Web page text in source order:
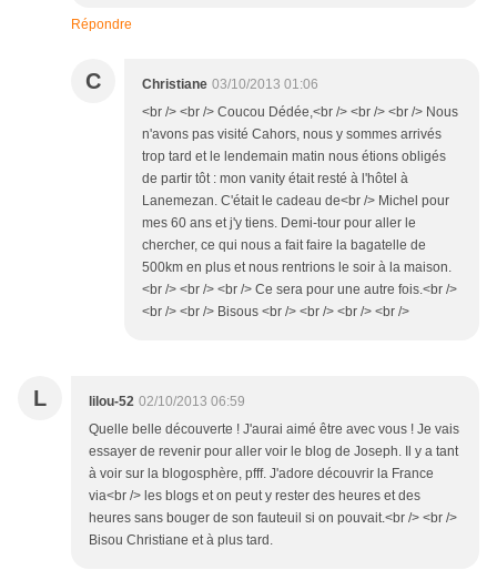
Répondre
C Christiane 03/10/2013 01:06
<br /> <br /> Coucou Dédée,<br /> <br /> <br /> Nous
n'avons pas visité Cahors, nous y sommes arrivés
trop tard et le lendemain matin nous étions obligés
de partir tôt : mon vanity était resté à l'hôtel à
Lanemezan. C'était le cadeau de<br /> Michel pour
mes 60 ans et j'y tiens. Demi-tour pour aller le
chercher, ce qui nous a fait faire la bagatelle de
500km en plus et nous rentrions le soir à la maison.
<br /> <br /> <br /> Ce sera pour une autre fois.<br />
<br /> <br /> Bisous <br /> <br /> <br /> <br />
L lilou-52 02/10/2013 06:59
Quelle belle découverte ! J'aurai aimé être avec vous ! Je vais
essayer de revenir pour aller voir le blog de Joseph. Il y a tant
à voir sur la blogosphère, pfff. J'adore découvrir la France
via<br /> les blogs et on peut y rester des heures et des
heures sans bouger de son fauteuil si on pouvait.<br /> <br />
Bisou Christiane et à plus tard.